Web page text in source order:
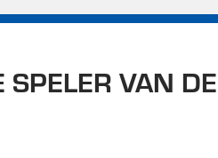
SPELER VAN DE